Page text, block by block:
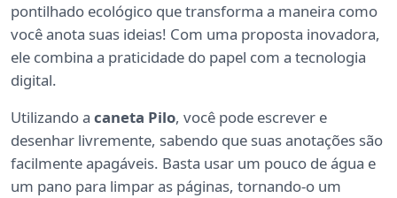
pontilhado ecológico que transforma a maneira como
você anota suas ideias! Com uma proposta inovadora,
ele combina a praticidade do papel com a tecnologia
digital.
Utilizando a caneta Pilo, você pode escrever e
desenhar livremente, sabendo que suas anotações são
facilmente apagáveis. Basta usar um pouco de água e
um pano para limpar as páginas, tornando-o um